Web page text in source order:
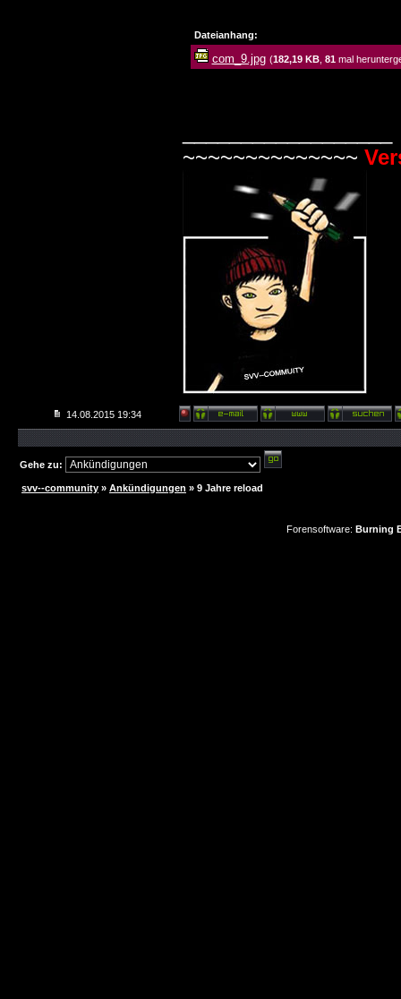
Dateianhang:
com_9.jpg (182,19 KB, 81mal
~~~~~~~~~~~~~~
14.08.2015 19:34
Gehe zu:
svv--community » Ankündigungen » 9 Jahre reload
Forensoftware: Burning